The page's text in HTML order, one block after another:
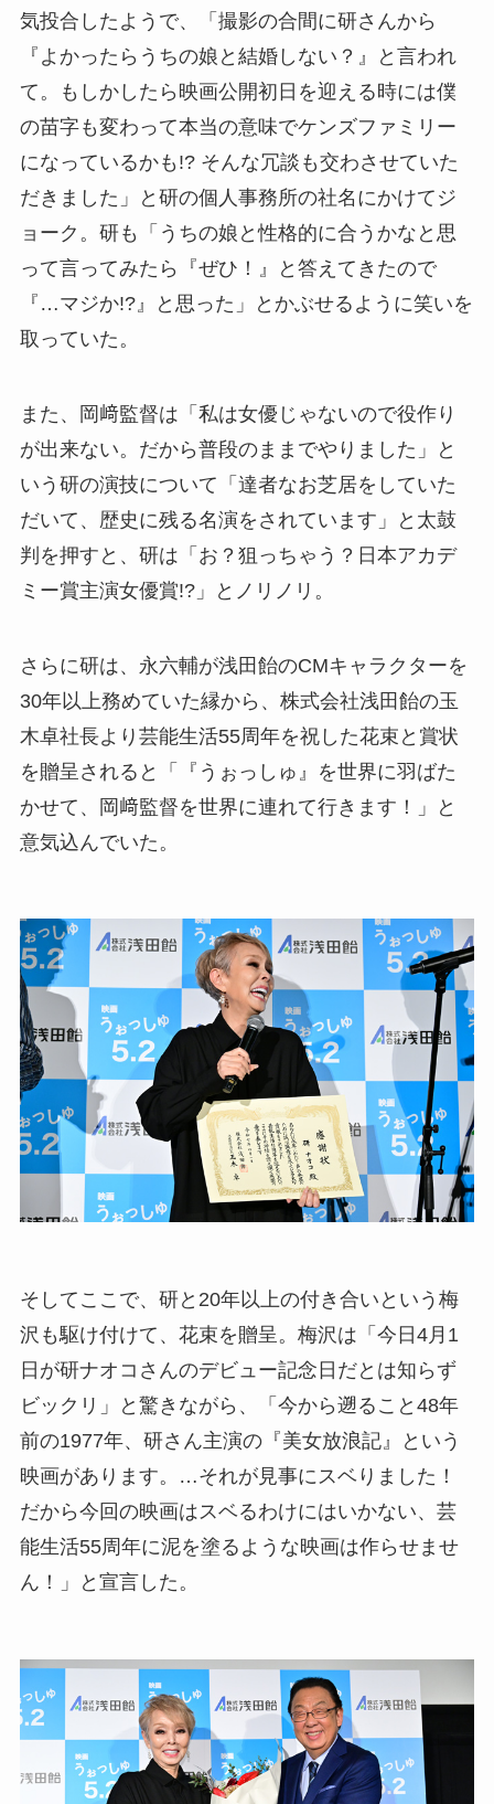
気投合したようで、「撮影の合間に研さんから
『よかったらうちの娘と結婚しない？』と言われ
て。もしかしたら映画公開初日を迎える時には僕
の苗字も変わって本当の意味でケンズファミリー
になっているかも!? そんな冗談も交わさせていた
だきました」と研の個人事務所の社名にかけてジ
ョーク。研も「うちの娘と性格的に合うかなと思
って言ってみたら『ぜひ！』と答えてきたので
『…マジか!?』と思った」とかぶせるように笑いを
取っていた。
また、岡﨑監督は「私は女優じゃないので役作り
が出来ない。だから普段のままでやりました」と
いう研の演技について「達者なお芝居をしていた
だいて、歴史に残る名演をされています」と太鼓
判を押すと、研は「お？狙っちゃう？日本アカデ
ミー賞主演女優賞!?」とノリノリ。
さらに研は、永六輔が浅田飴のCMキャラクターを
30年以上務めていた縁から、株式会社浅田飴の玉
木卓社長より芸能生活55周年を祝した花束と賞状
を贈呈されると「『うぉっしゅ』を世界に羽ばた
かせて、岡﨑監督を世界に連れて行きます！」と
意気込んでいた。
そしてここで、研と20年以上の付き合いという梅
沢も駆け付けて、花束を贈呈。梅沢は「今日4月1
日が研ナオコさんのデビュー記念日だとは知らず
ビックリ」と驚きながら、「今から遡ること48年
前の1977年、研さん主演の『美女放浪記』という
映画があります。…それが見事にスベりました！
だから今回の映画はスベるわけにはいかない、芸
能生活55周年に泥を塗るような映画は作らせませ
ん！」と宣言した。